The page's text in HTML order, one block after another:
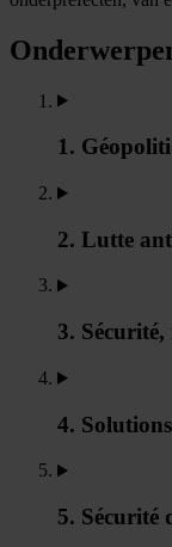
1.
2. Lutte
3. Sécurité,
4.
5. Sécurité